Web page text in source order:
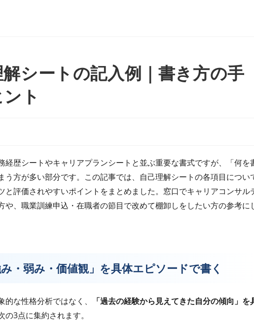
シートの記入例｜書き方の手
ト
経歴シートやキャリアプランシートと並ぶ重要な書式ですが、「何を
方が多い部分です。この記事では、自己理解シートの各項目につい
と評価されやすいポイントをまとめました。窓口でキャリアコンサル
や、職業訓練申込・在職者の節目で改めて棚卸しをしたい方の参考に
・弱み・価値観」を具体エピソードで書く
な性格分析ではなく、
「過去の経験から見えてきた自分の傾向」を
3点に集約されます。